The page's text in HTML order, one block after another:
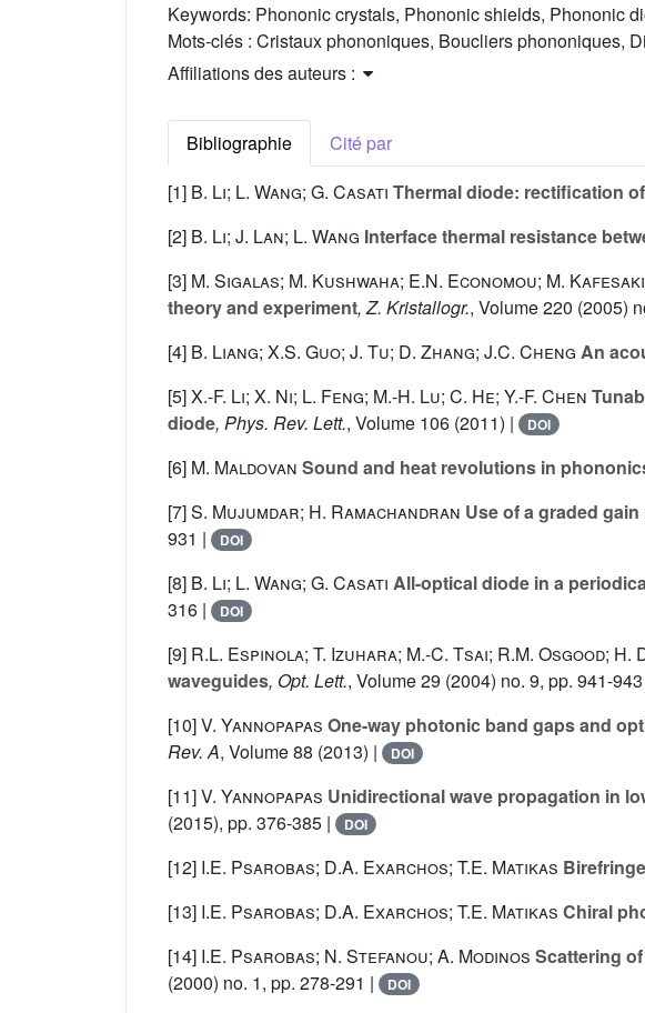
Keywords: Phononic crystals, Phononic shields, Phononic
Mots-clés : Cristaux phononiques, Boucliers phononiques,
Affiliations des auteurs :
Bibliographie
Cité par
[1] B. Li; L. Wang; G. Casati Thermal diode: rectification
[2] B. Li; J. Lan; L. Wang Interface thermal resistance
[3] M. Sigalas; M. Kushwaha; E.N. Economou; M.
theory and experiment, Z. Kristallogr., Volume 220 (2005)
[4] B. Liang; X.S. Guo; J. Tu; D. Zhang; J.C. Cheng An
[5]X.-F. Li; X. Ni; L. Feng; M.-H. Lu; C. He; Y.-F. Chen
diode, Phys. Rev. Lett., Volume 106 (2011) | DOI
[6] M. Maldovan Sound and heat revolutions in
[7]S. Mujumdar; H. Ramachandran Use of a graded
931 |
DOI
[8] B. Li; L. Wang; G. Casati All-optical diode in a
316 |
DOI
[9] R.L. Espinola; T. Izuhara; M.-C. Tsai; R.M. Osgood; H.
waveguides, Opt. Lett., Volume 29 (2004) no. 9, pp. 941-
[10]V. Yannopapas One-way photonic band gaps and
Rev. A, Volume 88 (2013) | DOI
[11]V. Yannopapas Unidirectional wave propagation in
(2015), pp. 376-385 |
DOI
[12] I.E. Psarobas; D.A. Exarchos; T.E. Matikas
[13] I.E. Psarobas; D.A. Exarchos; T.E. Matikas Chiral
[14] I.E. Psarobas; N. Stefanou; A. Modinos Scattering
(2000) no. 1, pp. 278-291 |
DOI